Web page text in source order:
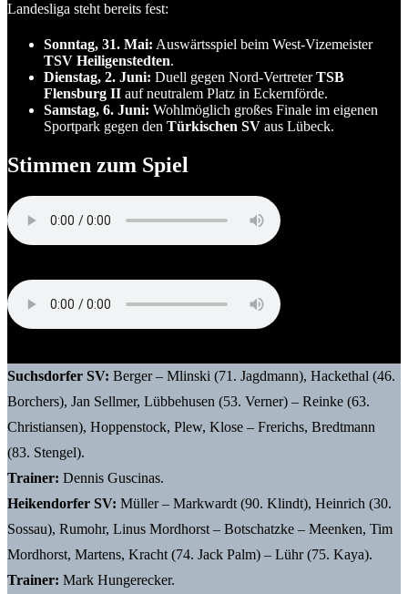
Landesliga steht bereits fest:
Sonntag, 31. Mai: Auswärtsspiel beim West-Vizemeister
TSV Heiligenstedten.
Dienstag, 2. Juni: Duell gegen Nord-VertreterTSB
Flensburg II auf neutralem Platz in Eckernförde.
Samstag, 6. Juni: Wohlmöglich großes Finale im eigenen
Sportpark gegen den Türkischen SV aus Lübeck.
Stimmen zum Spiel
Suchsdorfer SV: Berger – Mlinski (71. Jagdmann), Hackethal (46.
Borchers), Jan Sellmer, Lübbehusen (53. Verner) – Reinke (63.
Christiansen), Hoppenstock, Plew, Klose – Frerichs, Bredtmann
(83. Stengel).
Trainer: Dennis Guscinas.
Heikendorfer SV: Müller – Markwardt (90. Klindt), Heinrich (30.
Sossau), Rumohr, Linus Mordhorst – Botschatzke – Meenken, Tim
Mordhorst, Martens, Kracht (74. Jack Palm) – Lühr (75. Kaya).
Trainer: Mark Hungerecker.